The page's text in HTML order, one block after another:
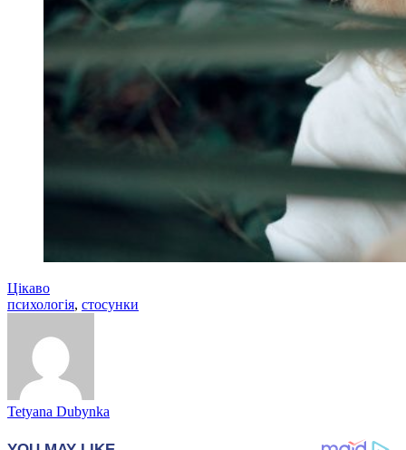
Цікаво
психологія, стосунки
Tetyana Dubynka